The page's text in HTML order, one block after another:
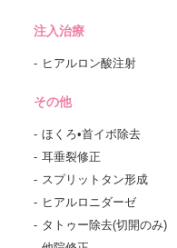
注入治療
ヒアルロン酸注射
その他
ほくろ•首イボ除去
耳垂裂修正
スプリットタン形成
ヒアルロニダーゼ
タトゥー除去(切開のみ)